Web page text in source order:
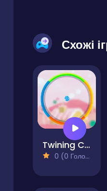
Схожі
Twining Color Switch Game
0 (0 Голосів)